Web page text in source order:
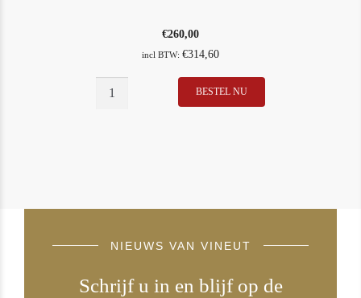
€260,00
incl BTW: €314,60
Tertre
BESTEL NU
NIEUWS VAN VINEUT
Schrijf u in en blijf op de